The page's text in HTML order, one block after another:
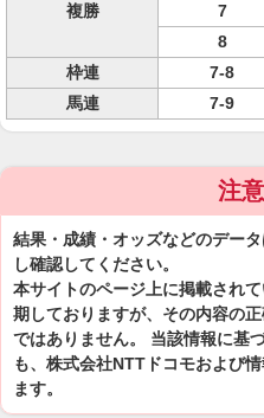
複勝
7
8
枠連
7-8
馬連
7-9
注
結果・成績・オッズなどのデー
し確認してください。
本サイトのページ上に掲載され
期しておりますが、その内容の
ではありません。 当該情報に基
も、株式会社NTTドコモおよび
ます。